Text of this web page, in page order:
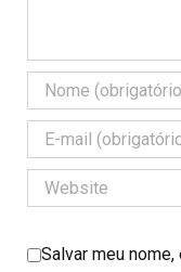
Salvar meu